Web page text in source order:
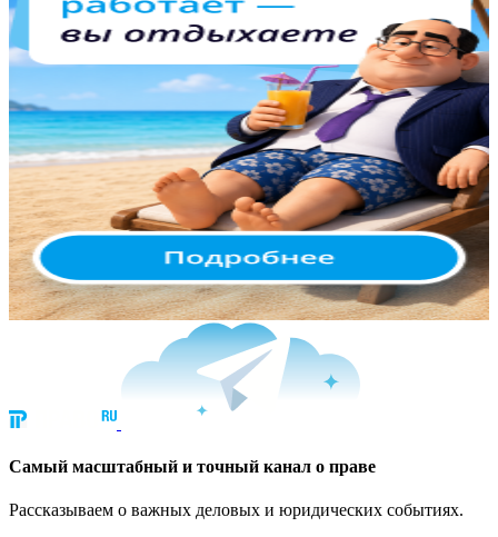
Cамый масштабный и точный канал о праве
Рассказываем о важных деловых и юридических событиях.